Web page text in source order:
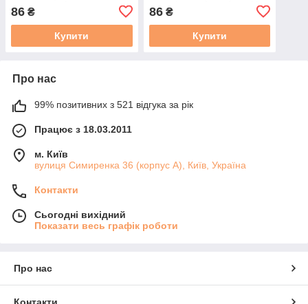
86 ₴
Купити
86₴
Купити
Про нас
99% позитивних з 521 відгука за рік
Працює з 18.03.2011
м. Київ
вулиця Симиренка 36 (корпус А), Київ, Україна
Контакти
Сьогодні вихідний
Показати весь графік роботи
Про нас
Контакти